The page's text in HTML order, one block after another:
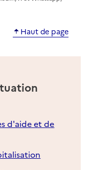
Haut de page
d'aide et de